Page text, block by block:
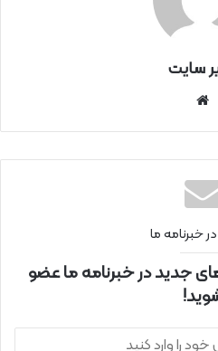
سایت
نتی
خبرنامه ما
جدید در خبرنامه ما عضو